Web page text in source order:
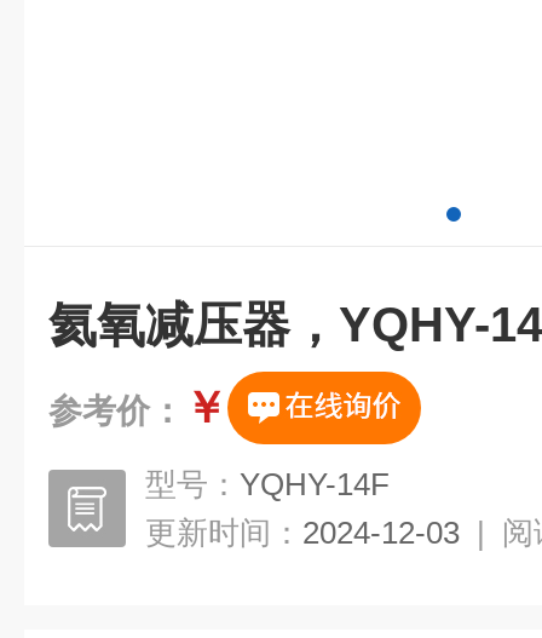
氦氧减压器，YQHY-
参考价： ￥
型号： YQHY-14F
更新时间： 2024-12-03 | 阅